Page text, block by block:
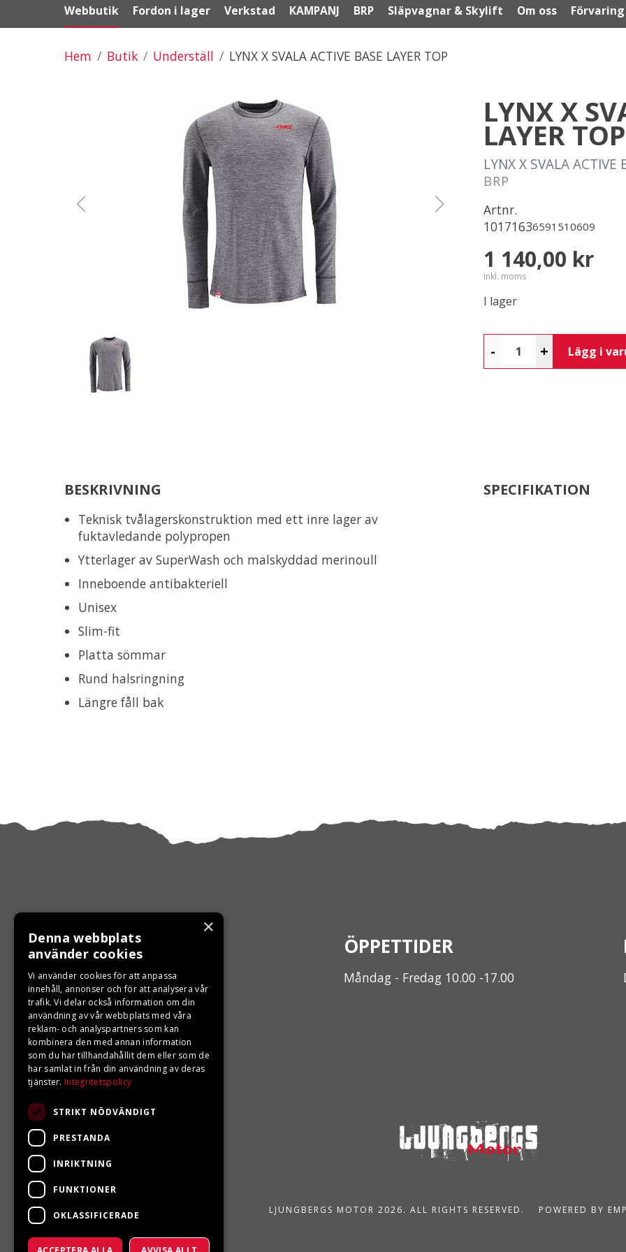
Webbutik Fordon i lager Verkstad KAMPANJ BRP Släpvagnar & Skylift Om oss Förvaring
Hem Butik Underställ LYNX X SVALA ACTIVE BASE LAYER TOP
LYNX X
LAYER TOP
LYNX X SVALA ACTIVE
BRP
Artnr.
10171636591510609
1 140,00 kr
Inkl. moms
I lager
- + Lägg i
BESKRIVNING
Teknisk tvålagerskonstruktion med ett inre lager av
fuktavledande polypropen
Ytterlager av SuperWash och malskyddad merinoull
Inneboende antibakteriell
Unisex
Slim-fit
Platta sömmar
Rund halsringning
Längre fåll bak
SPECIFIKATION
KONTAKTA OSS
Ångra ditt köp
0680-103 60
info@ljungbergsmotor.se
Kolgatan 1C, 842 31 Sveg
ÖPPETTIDER
Måndag - Fredag 10.00 -17.00
LJUNGBERGS MOTOR 2026. ALL RIGHTS RESERVED. POWERED BY
×
Denna webbplats
använder cookies
Vi använder cookies för att anpassa
innehåll, annonser och för att analysera vår
trafik. Vi delar också information om din
användning av vår webbplats med våra
reklam- och analyspartners som kan
kombinera den med annan information
som du har tillhandahållit dem eller som de
har samlat in från din användning av deras
tjänster. Integritetspolicy
STRIKT NÖDVÄNDIGT
PRESTANDA
INRIKTNING
FUNKTIONER
OKLASSIFICERADE